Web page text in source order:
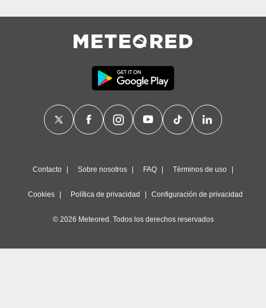
Contacto Sobre nosotros FAQ Términos de uso
Cookies Política de privacidad Configuración de privacidad
© 2026 Meteored. Todos los derechos reservados